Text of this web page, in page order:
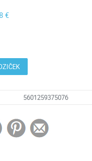
€
5601259375076